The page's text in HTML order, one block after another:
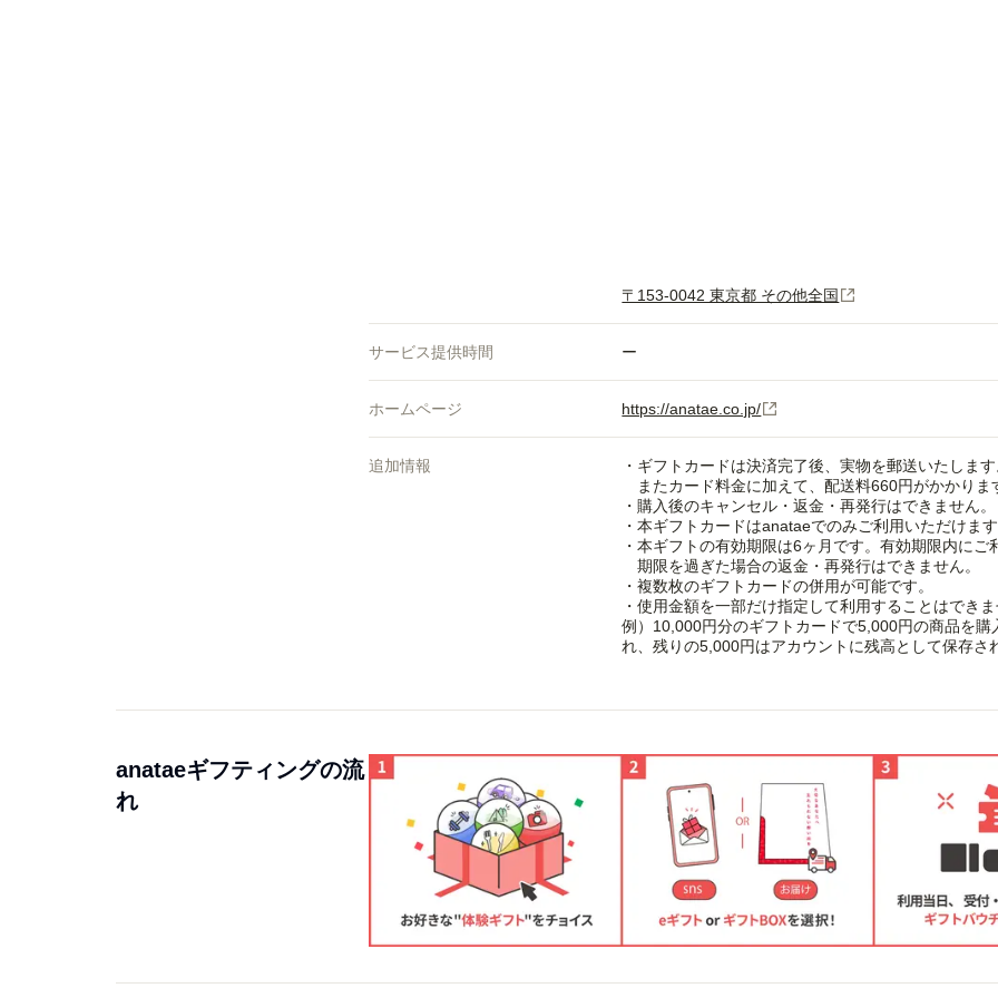
〒153-0042 東京都 その他全国
サービス提供時間 ー
ホームページ https://anatae.co.jp/
追加情報
・ギフトカードは決済完了後、実物を郵送いたしま
またカード料金に加えて、配送料660円がかかりま
・購入後のキャンセル・返金・再発行はできません。
・本ギフトカードはanataeでのみご利用いただけま
・本ギフトの有効期限は6ヶ月です。有効期限内にご
期限を過ぎた場合の返金・再発行はできません。
・複数枚のギフトカードの併用が可能です。
・使用金額を一部だけ指定して利用することはでき
例）10,000円分のギフトカードで5,000円の商品を
anataeギフティングの流
れ